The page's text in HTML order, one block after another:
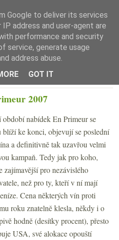
Menu
2007
období nabídek En Primeur se
blíží ke konci, objevují se poslední
a definitivně tak uzavřou velmi
kampaň. Tedy jak pro koho,
zajímavější pro nezávislého
než pro ty, kteří v ní mají
Cena některých vín proti
roku znatelně klesla, někdy i o
hodně (desítky procent), přesto
USA, své alokace opouští
Google to deliver its services
address and user-agent are
performance and security
service, generate usage
address abuse.
GOT IT